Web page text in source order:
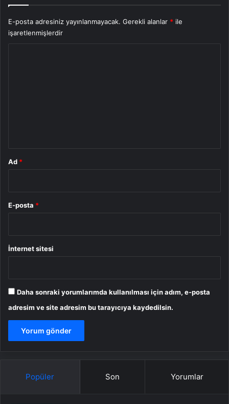
E-posta adresiniz yayınlanmayacak. Gerekli alanlar * ile
işaretlenmişlerdir
Ad *
E-posta *
İnternet sitesi
Daha sonraki yorumlarımda kullanılması için adım, e-posta
adresim ve site adresim bu tarayıcıya kaydedilsin.
Popüler Son Yorumlar